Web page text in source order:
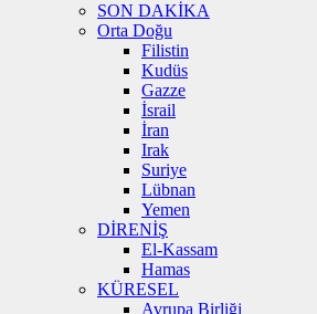
SON DAKİKA
Orta Doğu
Filistin
Kudüs
Gazze
İsrail
İran
Irak
Suriye
Lübnan
Yemen
DİRENİŞ
El-Kassam
Hamas
KÜRESEL
Avrupa Birliği